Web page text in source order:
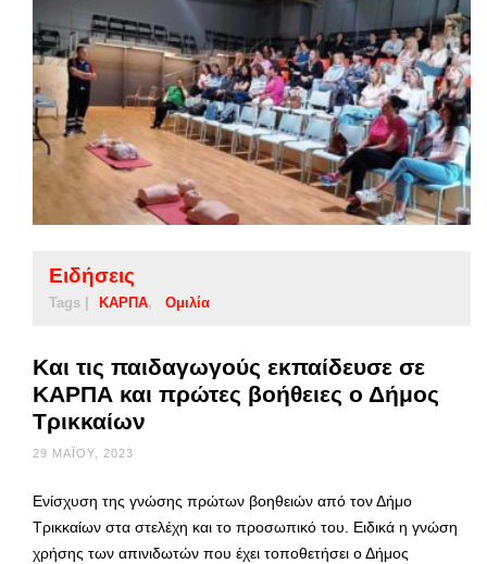
Ειδήσεις
Tags | ΚΑΡΠΑ Ομιλία
Και τις παιδαγωγούς εκπαίδευσε σε
ΚΑΡΠΑ και πρώτες βοήθειες ο Δήμος
Τρικκαίων
29 ΜΑΪ́ΟΥ, 2023
Ενίσχυση της γνώσης πρώτων βοηθειών από τον Δήμο
Τρικκαίων στα στελέχη και το προσωπικό του. Ειδικά η γνώση
χρήσης των απινιδωτών που έχει τοποθετήσει ο Δήμος